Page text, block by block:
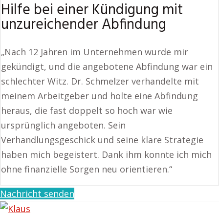
Hilfe bei einer Kündigung mit
unzureichender Abfindung
„Nach 12 Jahren im Unternehmen wurde mir
gekündigt, und die angebotene Abfindung war ein
schlechter Witz. Dr. Schmelzer verhandelte mit
meinem Arbeitgeber und holte eine Abfindung
heraus, die fast doppelt so hoch war wie
ursprünglich angeboten. Sein
Verhandlungsgeschick und seine klare Strategie
haben mich begeistert. Dank ihm konnte ich mich
ohne finanzielle Sorgen neu orientieren.“
Nachricht senden